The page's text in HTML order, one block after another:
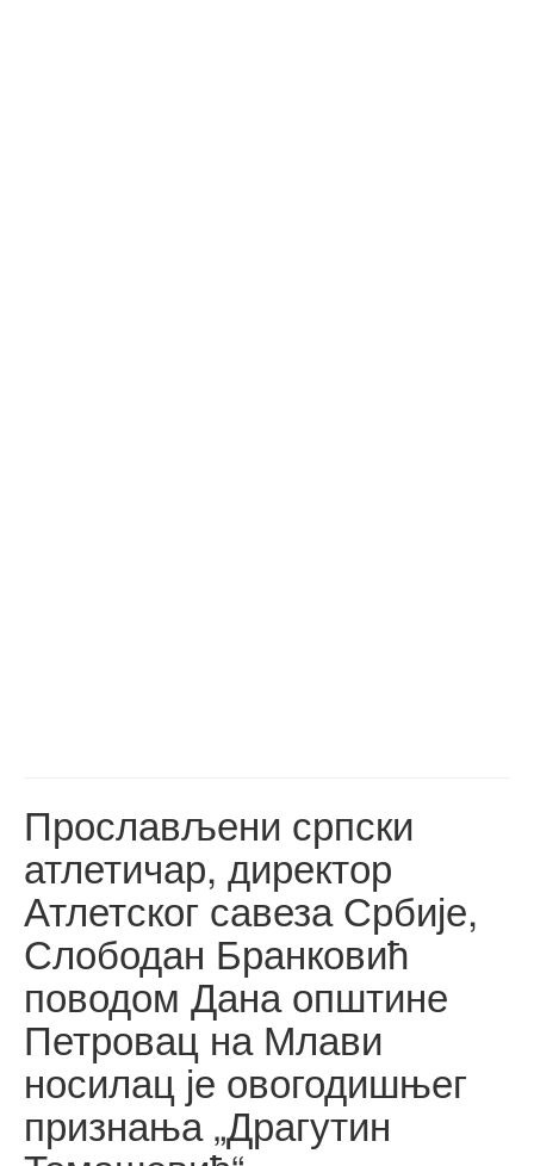
Прослављени српски
атлетичар, директор
Атлетског савеза Србије,
Слободан Бранковић
поводом Дана општине
Петровац на Млави
носилац је овогодишњег
признања „Драгутин